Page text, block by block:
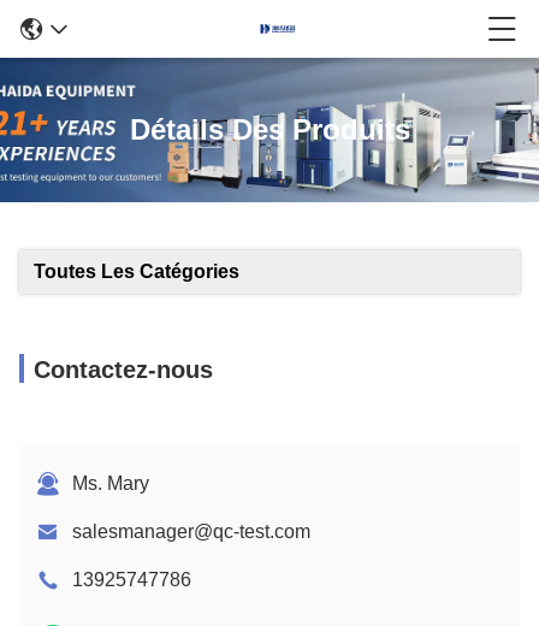
Détails Des Produits
Toutes Les Catégories
Contactez-nous
Ms. Mary
salesmanager@qc-test.com
13925747786